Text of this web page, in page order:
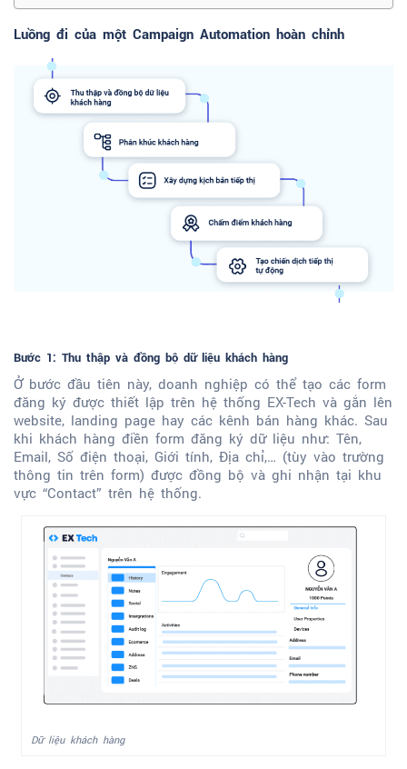
Luồng đi của một Campaign Automation hoàn chỉnh
Bước 1: Thu thập và đồng bộ dữ liệu khách hàng
Ở bước đầu tiên này, doanh nghiệp có thể tạo các form
đăng ký được thiết lập trên hệ thống EX-Tech và gắn lên
website, landing page hay các kênh bán hàng khác. Sau
khi khách hàng điền form đăng ký dữ liệu như: Tên,
Email, Số điện thoại, Giới tính, Địa chỉ,… (tùy vào trường
thông tin trên form) được đồng bộ và ghi nhận tại khu
vực “Contact” trên hệ thống.
Dữ liệu khách hàng